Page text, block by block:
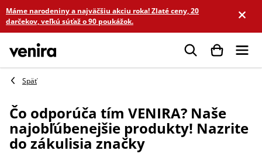
Prejsť
na
obsah
Máme narodeniny a najväčšiu akciu roka! Zlaté ceny, 20
darčekov, veľkú súťaž o 90 poukážok.
Hľadať
Čo odporúča tím VENIRA? Naše
najobľúbenejšie produkty! Nazrite
do zákulisia značky